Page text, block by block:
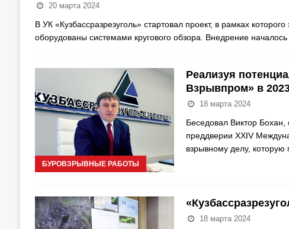
20 марта 2024
В УК «Кузбассразрезуголь» стартовал проект, в рамках
оборудованы системами кругового обзора. Внедрение
БУРОВЗРЫВНЫЕ РАБОТЫ
Реализуя
Взрывпром» в
18 марта 2024
Беседовал Виктор
преддверии XХIV
взрывному делу,
18 марта 2024